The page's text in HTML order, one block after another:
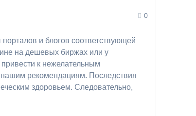
0
и блогов соответствующей
на дешевых биржах или у
к нежелательным
рекомендациям. Последствия
здоровьем. Следовательно,